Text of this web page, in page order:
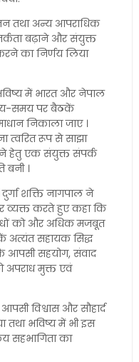
तथा अन्य आपराधिक
बढ़ाने और संयुक्त
का निर्णय लिया
में भारत और नेपाल
समय पर बैठकें
निकाला जाए ।
त्वरित रूप से साझा
हेतु एक संयुक्त संपर्क
बनी ।
शक्ति नागपाल ने
व्यक्त करते हुए कहा कि
को और अधिक मजबूत
अत्यंत सहायक सिद्ध
आपसी सहयोग, संवाद
अपराध मुक्त एवं
विश्वास और सौहार्द
तथा भविष्य में भी इस
सहभागिता का